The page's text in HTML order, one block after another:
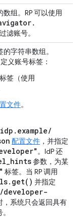
组。RP 可以使用
.
滤账号。
字符串数组。
义账号标签：
签（使用
文件。
idp . example/
配置文件 ，并指定
。IdP 还
_hints参数，为某
标签。当 RP 调用
. get( ) 并指定
/developer-
，系统只会返回具有